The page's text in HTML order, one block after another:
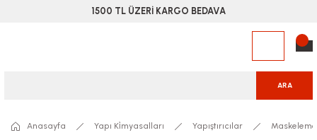
1500 TL ÜZERİ KARGO BEDAVA
ARA
Anasayfa Yapı Ki̇myasalları Yapıştırıcılar